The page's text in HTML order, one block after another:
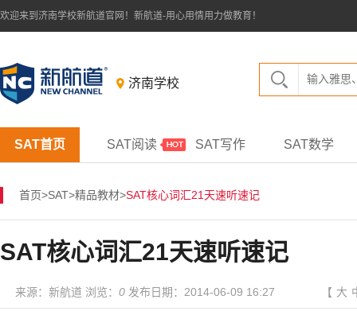
欢迎来到济南学校新航道官网！新航道-用心用情用力做教育！
济南学校
SAT首页 SAT阅读 SAT写作 SAT数学
首页>SAT>精品教材>SAT核心词汇21天速听速记
SAT核心词汇21天速听速记
来源：新航道 浏览： 0 发布日期：2014-06-09 16:27 【 大